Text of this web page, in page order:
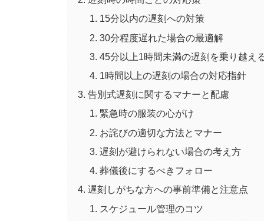
15分以内の遅刻への対策
30分程度遅れた場合の最適解
45分以上1時間未満の遅刻を乗り越え
1時間以上の遅刻の場合の対応指針
告別式遅刻に関するマナーと配慮
緊急時の服装の心がけ
お詫びの適切な方法とマナー
遅刻が避けられない場合の考え方
葬儀後にするべきフォロー
遅刻しがちな方への事前準備と注意点
スケジュール管理のコツ